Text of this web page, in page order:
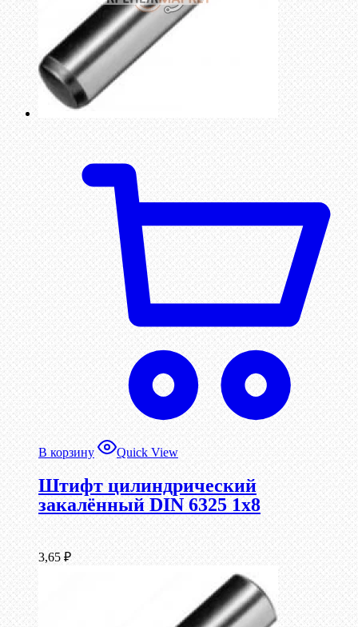
В корзину Quick View
Штифт цилиндрический
закалённый DIN 6325 1х8
3,65 ₽